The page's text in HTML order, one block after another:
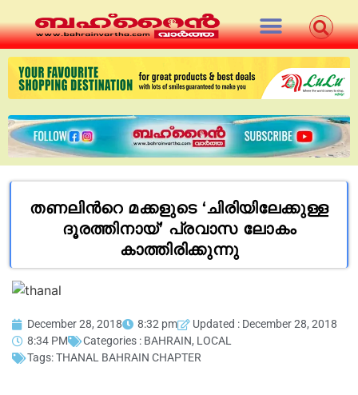
തണലിൻറെ മക്കളുടെ ‘ചിരിയിലേക്കുള്ള
ദൂരത്തിനായ്’ പ്രവാസ ലോകം
കാത്തിരിക്കുന്നു
December 28, 2018 8:32 pm
Updated : December 28, 2018
8:34 PM
Categories : BAHRAIN, LOCAL
Tags:THANAL BAHRAIN CHAPTER